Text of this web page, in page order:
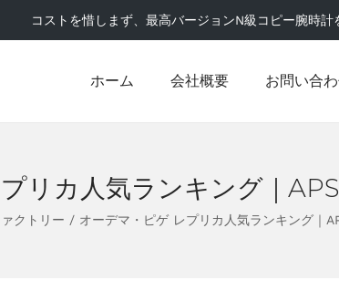
コストを惜しまず、最高バージョンN級コピー腕時計
ホーム 会社概要 お問い合
リカ人気ランキング｜
クトリー / オーデマ・ピゲ レプリカ人気ランキング｜